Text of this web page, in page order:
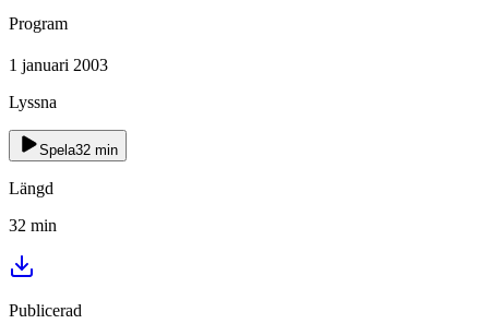
Program
1 januari 2003
Lyssna
Spela32 min
Längd
32 min
Publicerad